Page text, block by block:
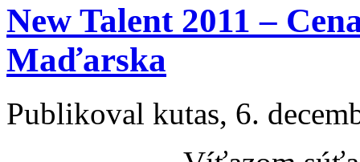
New Talent 2011 –
Maďarska
Publikoval kutas, 6.